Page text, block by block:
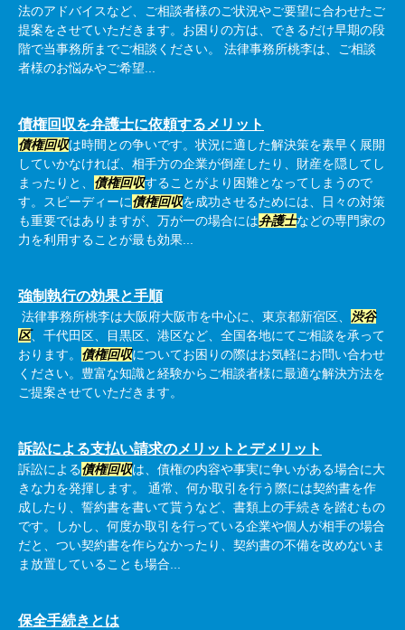
法のアドバイスなど、ご相談者様のご状況やご要望に合わせたご
提案をさせていただきます。お困りの方は、できるだけ早期の段
階で当事務所までご相談ください。 法律事務所桃李は、ご相談
者様のお悩みやご希望...
債権回収を弁護士に依頼するメリット
債権回収は時間との争いです。状況に適した解決策を素早く展開
していかなければ、相手方の企業が倒産したり、財産を隠してし
まったりと、 債権回収することがより困難となってしまうので
す。スピーディーに債権回収を成功させるためには、日々の対策
も重要ではありますが、万が一の場合には弁護士などの専門家の
力を利用することが最も効果...
強制執行の効果と手順
法律事務所桃李は大阪府大阪市を中心に、東京都新宿区、
渋谷
区、千代田区、目黒区、港区など、全国各地にてご相談を承って
おります。 債権回収についてお困りの際はお気軽にお問い合わせ
ください。豊富な知識と経験からご相談者様に最適な解決方法を
ご提案させていただきます。
訴訟による支払い請求のメリットとデメリット
訴訟による債権回収は、債権の内容や事実に争いがある場合に大
きな力を発揮します。 通常、何か取引を行う際には契約書を作
成したり、誓約書を書いて貰うなど、書類上の手続きを踏むもの
です。しかし、何度か取引を行っている企業や個人が相手の場合
だと、つい契約書を作らなかったり、契約書の不備を改めないま
ま放置していることも場合...
保全手続きとは